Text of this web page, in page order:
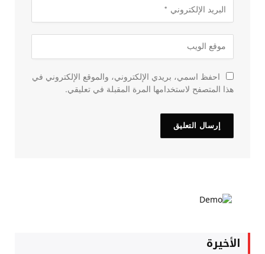
احفظ اسمي، بريدي الإلكتروني، والموقع الإلكتروني في
هذا المتصفح لاستخدامها المرة المقبلة في تعليقي.
الأخيرة